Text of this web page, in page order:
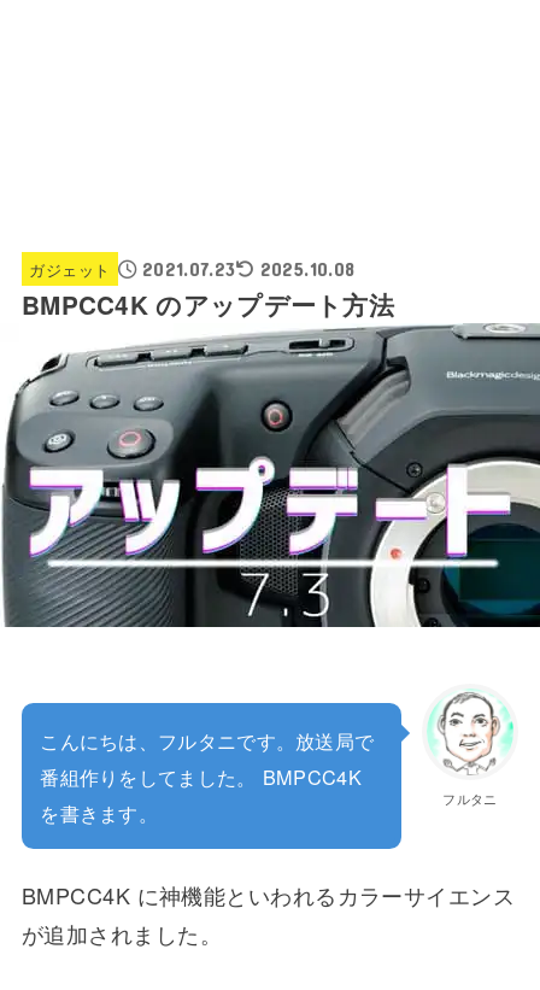
ガジェット 2021.07.23 2025.10.08
BMPCC4K のアップデート方法
フルタニ
こんにちは、フルタニです。放送局で
番組作りをしてました。 BMPCC4K
を書きます。
BMPCC4K に神機能といわれるカラーサイエンス
が追加されました。